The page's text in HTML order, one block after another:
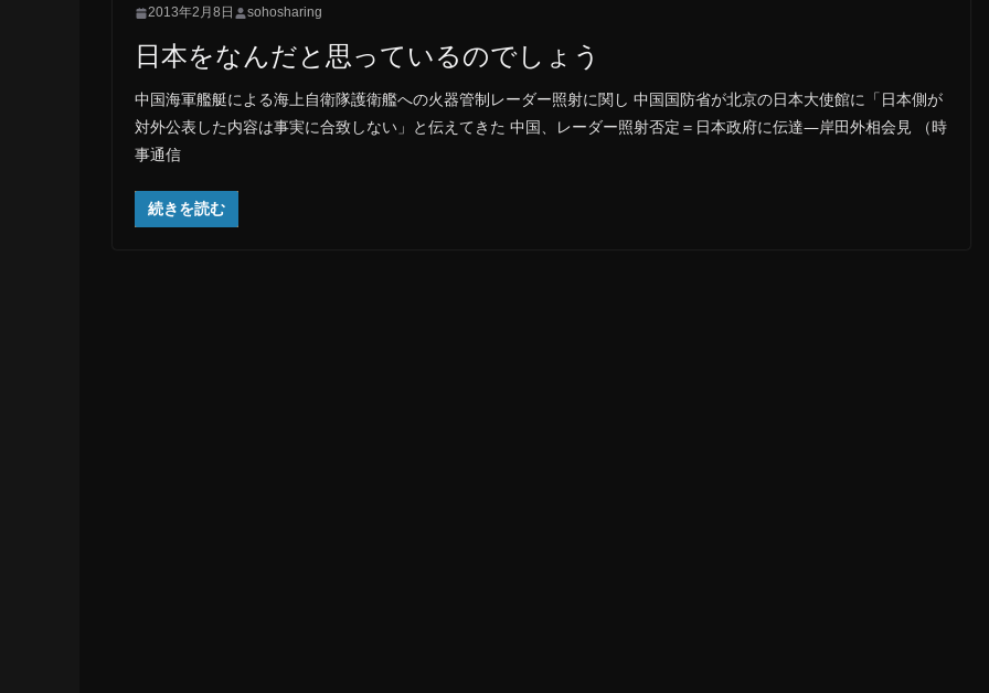
2013年2月8日 sohosharing
日本をなんだと思っているのでしょう
中国海軍艦艇による海上自衛隊護衛艦への火器管制レーダー照射に関し 中国国防省が北京の日本大使館に「日本側が
対外公表した内容は事実に合致しない」と伝えてきた 中国、レーダー照射否定＝日本政府に伝達―岸田外相会見 （時
事通信
続きを読む